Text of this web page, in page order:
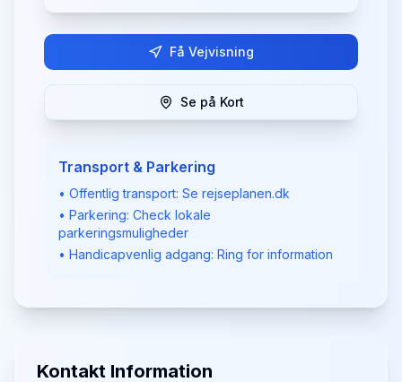
Få Vejvisning
Se på Kort
Transport & Parkering
• Offentlig transport: Se rejseplanen.dk
• Parkering: Check lokale
parkeringsmuligheder
• Handicapvenlig adgang: Ring for information
Kontakt Information